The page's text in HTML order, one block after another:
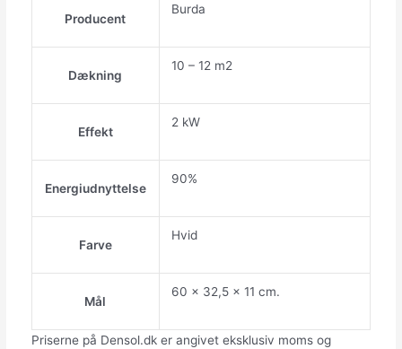
Producent
Burda
Dækning
10 – 12 m2
Effekt
2 kW
Energiudnyttelse
90%
Farve
Hvid
Mål
60 x 32,5 x 11 cm.
Priserne på Densol.dk er angivet eksklusiv moms og